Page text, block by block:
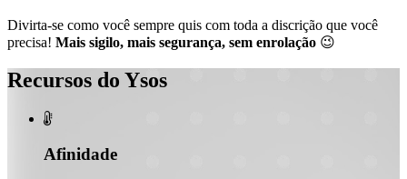
Divirta-se como você sempre quis com toda a discrição que você
precisa! Mais sigilo, mais segurança, sem enrolação 😉
Recursos do Ysos

Afinidade